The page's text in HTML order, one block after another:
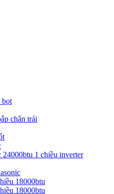
bọt
chân trái
24000btu 1 chiều inverter
18000btu
18000btu